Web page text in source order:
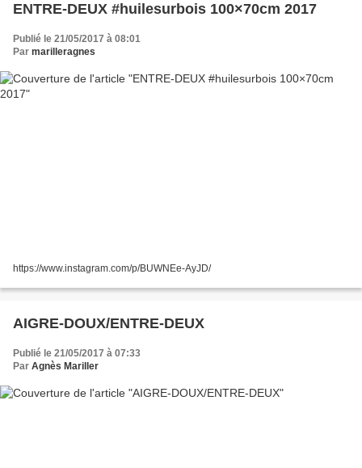
ENTRE-DEUX #huilesurbois 100×70cm 2017
Publié le 21/05/2017 à 08:01
Par marilleragnes
https://www.instagram.com/p/BUWNEe-AyJD/
AIGRE-DOUX/ENTRE-DEUX
Publié le 21/05/2017 à 07:33
Par Agnès Mariller